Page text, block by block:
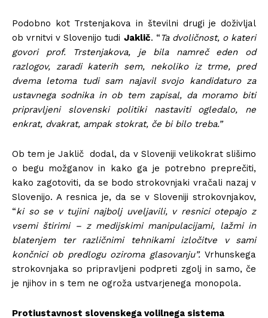
Podobno kot Trstenjakova in številni drugi je doživljal
ob vrnitvi v Slovenijo tudi Jaklič. “Ta dvoličnost, o kateri
govori prof. Trstenjakova, je bila namreč eden od
razlogov, zaradi katerih sem, nekoliko iz trme, pred
dvema letoma tudi sam najavil svojo kandidaturo za
ustavnega sodnika in ob tem zapisal, da moramo biti
pripravljeni slovenski politiki nastaviti ogledalo, ne
enkrat, dvakrat, ampak stokrat, če bi bilo treba.”
Ob tem je Jaklič dodal, da v Sloveniji velikokrat slišimo
o begu možganov in kako ga je potrebno preprečiti,
kako zagotoviti, da se bodo strokovnjaki vračali nazaj v
Slovenijo. A resnica je, da se v Sloveniji strokovnjakov,
“ki so se v tujini najbolj uveljavili, v resnici otepajo z
vsemi štirimi – z medijskimi manipulacijami, lažmi in
blatenjem ter različnimi tehnikami izločitve v sami
končnici ob predlogu oziroma glasovanju”. Vrhunskega
strokovnjaka so pripravljeni podpreti zgolj in samo, če
je njihov in s tem ne ogroža ustvarjenega monopola.
Protiustavnost slovenskega volilnega sistema